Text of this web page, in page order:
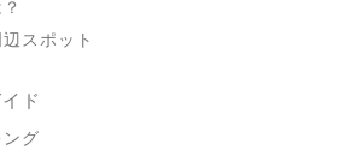
スポット
ド
グ